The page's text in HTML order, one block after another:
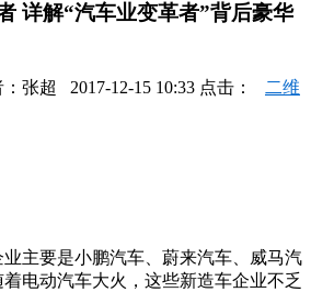
详解“汽车业变革者”背后豪华
张超 2017-12-15 10:33 点击： 二维
主要是小鹏汽车、蔚来汽车、威马汽
电动汽车大火，这些新造车企业不乏